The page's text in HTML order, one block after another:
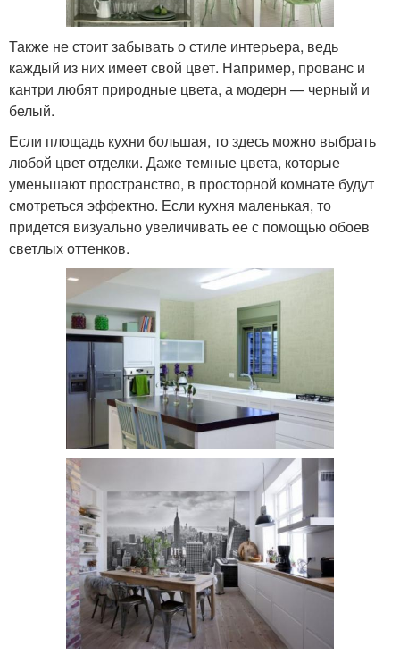
Также не стоит забывать о стиле интерьера, ведь
каждый из них имеет свой цвет. Например, прованс и
кантри любят природные цвета, а модерн — черный и
белый.
Если площадь кухни большая, то здесь можно выбрать
любой цвет отделки. Даже темные цвета, которые
уменьшают пространство, в просторной комнате будут
смотреться эффектно. Если кухня маленькая, то
придется визуально увеличивать ее с помощью обоев
светлых оттенков.